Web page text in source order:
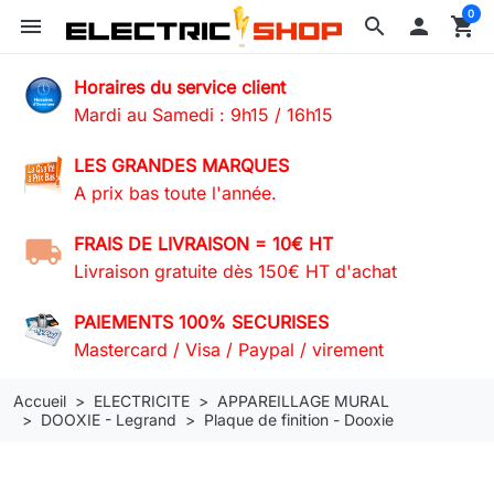
search
menu  shopping_cart
0
Horaires du service client
Mardi au Samedi : 9h15 / 16h15
LES GRANDES MARQUES
A prix bas toute l'année.
FRAIS DE LIVRAISON = 10€ HT
Livraison gratuite dès 150€ HT d'achat
PAIEMENTS 100% SECURISES
Mastercard / Visa / Paypal / virement
Accueil ELECTRICITE
APPAREILLAGE MURAL
DOOXIE - Legrand
Plaque de finition - Dooxie